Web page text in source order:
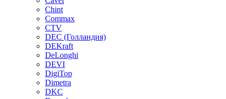
Chint
Commax
CTV
DEC (Голландия)
DEKraft
DeLonghi
DEVI
DigiTop
Dimetra
DKC